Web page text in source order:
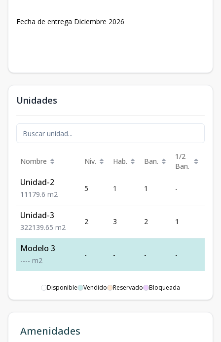
Fecha de entrega Diciembre 2026
Unidades
Nombre Niv. Hab. Ban.
1/2
Ban.
Unidad-2
1 1 1 79.6 m2
5 1 1 -
Unidad-3
322139.65 m2
2 3 2 1
Modelo 3
---- m2
- - - -
Disponible Vendido Reservado Bloqueada
Amenidades